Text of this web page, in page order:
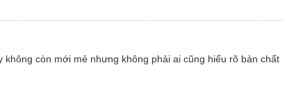
còn mới mẻ nhưng không phải ai cũng hiểu rõ bản chất